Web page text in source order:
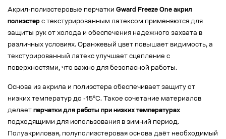
Акрил-полиэстеровые перчатки Gward Freeze One акрил
полиэстер с текстурированным латексом применяются для
защиты рук от холода и обеспечения надежного захвата в
различных условиях. Оранжевый цвет повышает видимость, а
текстурированный латекс улучшает сцепление с
поверхностями, что важно для безопасной работы.
Основа из акрила и полиэстера обеспечивает защиту от
низких температур до -15°C. Такое сочетание материалов
делает перчатки для работы при низких температурах
подходящими для использования в зимний период.
Полуакриловая, полуполиэстеровая основа даёт необходимый